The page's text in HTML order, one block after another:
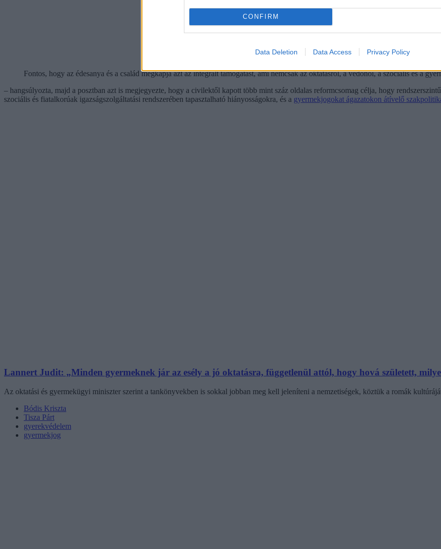
CONFIRM
Data Deletion Data Access Privacy Policy
Fontos, hogy az édesanya és a család megkapja azt az integrált támogatást, ami nemcsak az oktatásról, a védőnői, a szociális és a
– hangsúlyozta, majd a posztban azt is megjegyezte, hogy a civilektől kapott több mint száz oldalas reformcsomag célja, hogy
szociális és fiatalkorúak igazságszolgáltatási rendszerében tapasztalható hiányosságokra, és a gyermekjogokat ágazatokon átívelő
Lannert Judit: „Minden gyermeknek jár az esély a jó oktatásra, függetlenül attól, hogy hová született,
Az oktatási és gyermekügyi miniszter szerint a tankönyvekben is sokkal jobban meg kell jeleníteni a nemzetiségek, köztük a romák
Bódis Kriszta
Tisza Párt
gyerekvédelem
gyermekjog